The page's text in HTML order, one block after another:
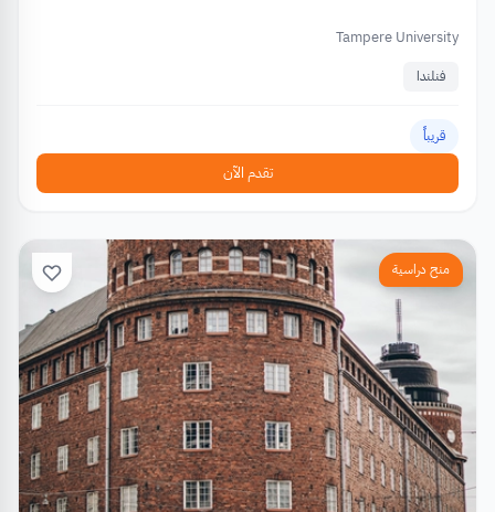
Tampere University
فنلندا
قريباً
تقدم الآن
منح دراسية